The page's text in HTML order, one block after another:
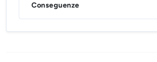
Conseguenze